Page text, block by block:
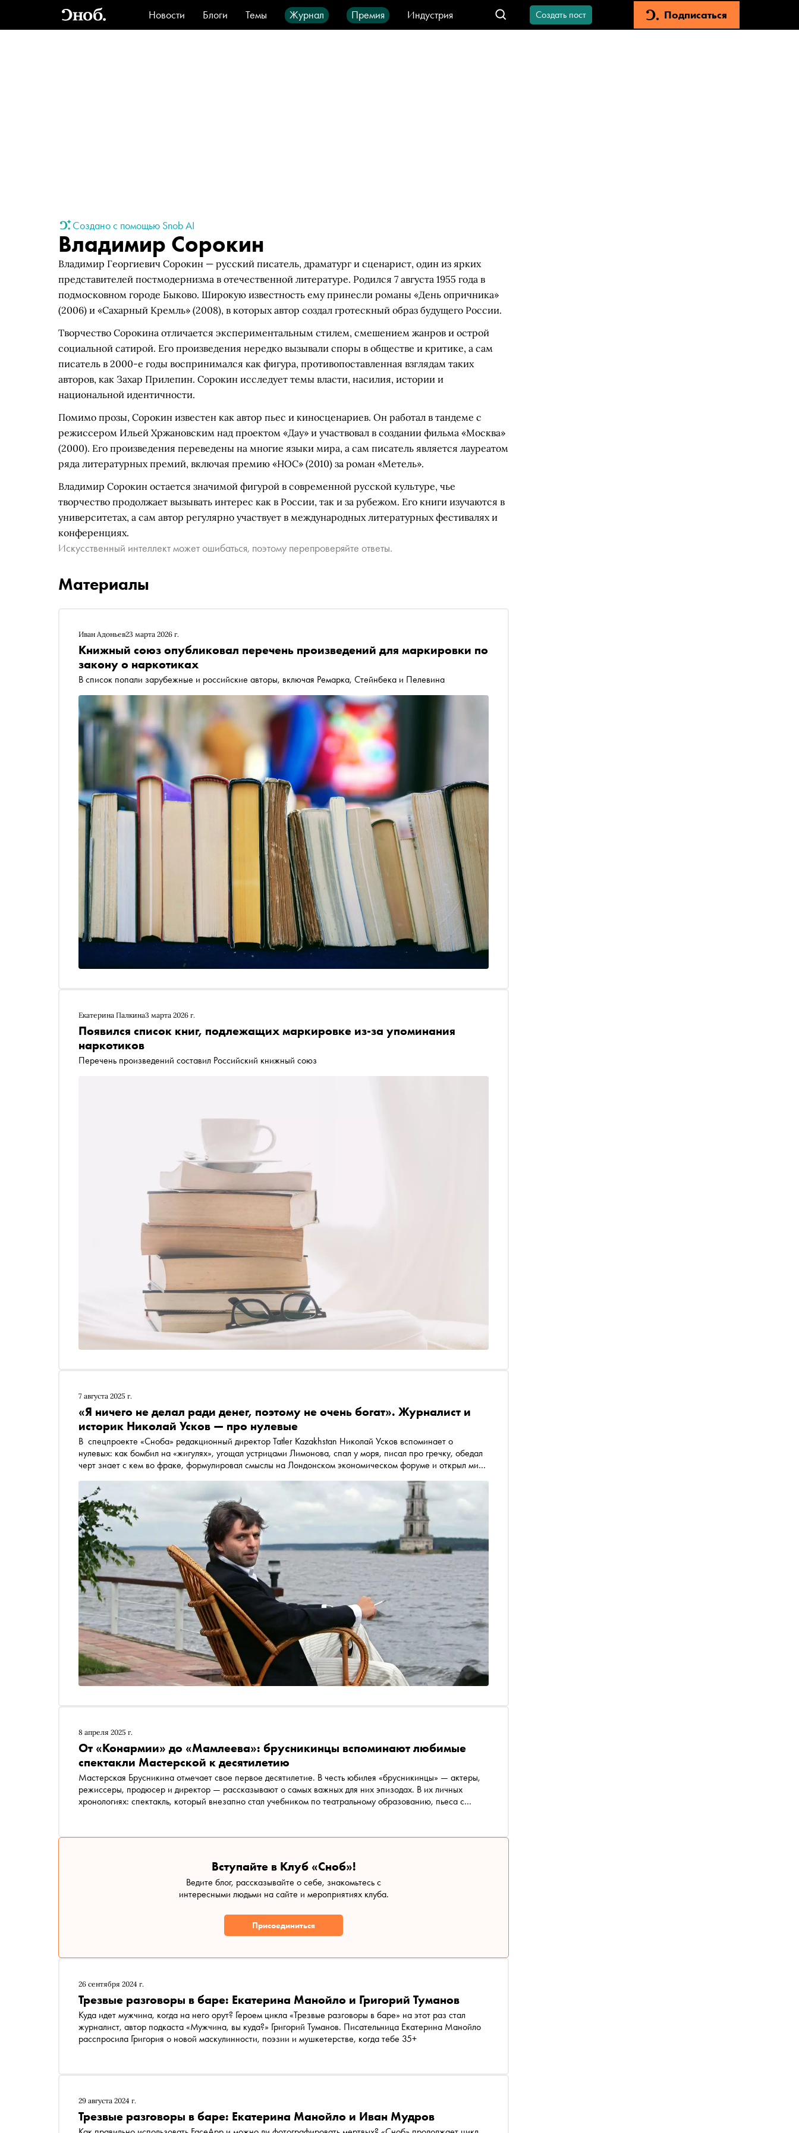
Новости Блоги Темы Журнал Премия
Индустрия
Стиль
Видео Город IT-продукты
Создать пост Подписаться
Создано с помощью Snob AI
Владимир Сорокин
Владимир Георгиевич Сорокин — русский писатель, драматург и сценарист, один из ярких
представителей постмодернизма в отечественной литературе. Родился 7 августа 1955 года в
подмосковном городе Быково. Широкую известность ему принесли романы «День опричника»
(2006) и «Сахарный Кремль» (2008), в которых автор создал гротескный образ будущего России.
Творчество Сорокина отличается экспериментальным стилем, смешением жанров и острой
социальной сатирой. Его произведения нередко вызывали споры в обществе и критике, а сам
писатель в 2000-е годы воспринимался как фигура, противопоставленная взглядам таких
авторов, как Захар Прилепин. Сорокин исследует темы власти, насилия, истории и
национальной идентичности.
Помимо прозы, Сорокин известен как автор пьес и киносценариев. Он работал в тандеме с
режиссером Ильей Хржановским над проектом «Дау» и участвовал в создании фильма «Москва»
(2000). Его произведения переведены на многие языки мира, а сам писатель является лауреатом
ряда литературных премий, включая премию «НОС» (2010) за роман «Метель».
Владимир Сорокин остается значимой фигурой в современной русской культуре, чье
творчество продолжает вызывать интерес как в России, так и за рубежом. Его книги изучаются в
университетах, а сам автор регулярно участвует в международных литературных фестивалях и
конференциях.
Искусственный интеллект может ошибаться, поэтому перепроверяйте ответы.
Материалы
Иван Адоньев23 марта 2026 г.
Книжный союз опубликовал перечень произведений для маркировки по
закону о наркотиках
В список попали зарубежные и российские авторы, включая Ремарка, Стейнбека и Пелевина
Екатерина Палкина3 марта 2026 г.
Появился список книг, подлежащих маркировке из-за упоминания
наркотиков
Перечень произведений составил Российский книжный союз
7 августа 2025 г.
«Я ничего не делал ради денег, поэтому не очень богат». Журналист и
историк Николай Усков — про нулевые
В спецпроекте «Сноба» редакционный директор Tatler Kazakhstan Николай Усков вспоминает о
нулевых: как бомбил на «жигулях», угощал устрицами Лимонова, спал у моря, писал про гречку, обедал
черт знает с кем во фраке, формулировал смыслы на Лондонском экономическом форуме и открыл миру
8 апреля 2025 г.
От «Конармии» до «Мамлеева»: брусникинцы вспоминают любимые
спектакли Мастерской к десятилетию
Мастерская Брусникина отмечает свое первое десятилетие. В честь юбилея «брусникинцы» — актеры,
режиссеры, продюсер и директор — рассказывают о самых важных для них эпизодах. В их личных
хронологиях: спектакль, который внезапно стал учебником по театральному образованию, пьеса с
Вступайте в Клуб «Сноб»!
Ведите блог, рассказывайте о себе, знакомьтесь с
интересными людьми на сайте и мероприятиях клуба.
Присоединиться
26 сентября 2024 г.
Трезвые разговоры в баре: Екатерина Манойло и Григорий Туманов
Куда идет мужчина, когда на него орут? Героем цикла «Трезвые разговоры в баре» на этот раз стал
журналист, автор подкаста «Мужчина, вы куда?» Григорий Туманов. Писательница Екатерина Манойло
расспросила Григория о новой маскулинности, поэзии и мушкетерстве, когда тебе 35+
29 августа 2024 г.
Трезвые разговоры в баре: Екатерина Манойло и Иван Мудров